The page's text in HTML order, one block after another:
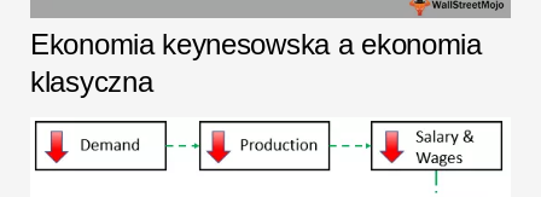
Ekonomia keynesowska a ekonomia
klasyczna